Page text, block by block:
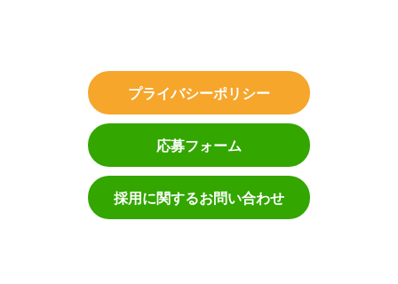
プライバシーポリシー
応募フォーム
採用に関するお問い合わせ